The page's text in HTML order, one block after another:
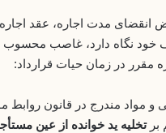
قانون مدنی، به محض انقضای مدت
خود نگاه دارد، غاصب
مقرر در زمان حیات قرارداد:
مواد ۴۹۴، ۵۰۵ و ۵۱۵ قانون مدنی و مواد مندرج
تخلیه ید خوانده از عین